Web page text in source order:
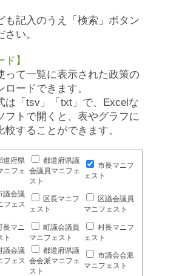
も記入のうえ「検索」ボタン
い。
ド】
って一覧に表示された政策の
ロードできます。
は「tsv」「txt」で、Excelな
フトで開くと、表やグラフに
較することができます。
道府県
ニフェ
都道府県議
会議員マニフェ
スト
市長マニフ
ェスト
議会議
フェス
区長マニフ
ェスト
区議会議員
マニフェスト
長マニ
ト
町議会議員
マニフェスト
村長マニフ
ェスト
議会議
フェス
都道府県議
会会派マニフェ
スト
市議会会派
マニフェスト